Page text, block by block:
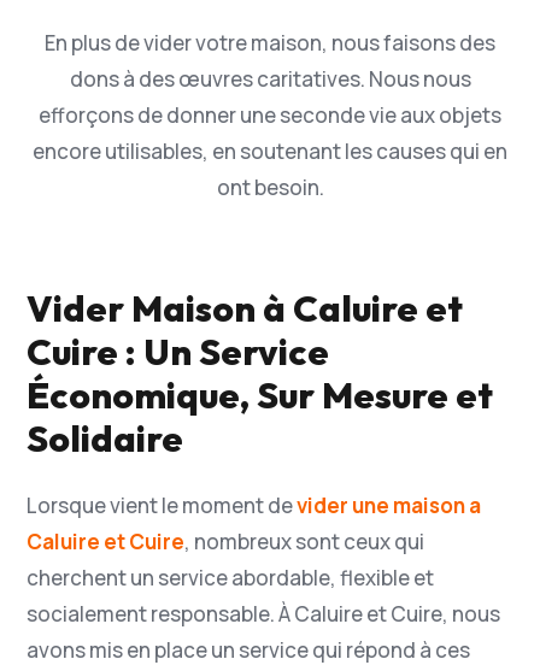
En plus de vider votre maison, nous faisons des
dons à des œuvres caritatives. Nous nous
efforçons de donner une seconde vie aux objets
encore utilisables, en soutenant les causes qui en
ont besoin.
Vider Maison à Caluire et
Cuire : Un Service
Économique, Sur Mesure et
Solidaire
Lorsque vient le moment devider une maison a
Caluire et Cuire, nombreux sont ceux qui
cherchent un service abordable, flexible et
socialement responsable. À Caluire et Cuire, nous
avons mis en place un service qui répond à ces